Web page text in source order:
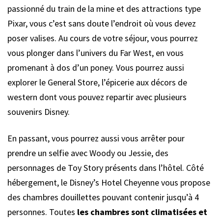
passionné du train de la mine et des attractions type
Pixar, vous c’est sans doute l’endroit où vous devez
poser valises. Au cours de votre séjour, vous pourrez
vous plonger dans l’univers du Far West, en vous
promenant à dos d’un poney. Vous pourrez aussi
explorer le General Store, l’épicerie aux décors de
western dont vous pouvez repartir avec plusieurs
souvenirs Disney.
En passant, vous pourrez aussi vous arrêter pour
prendre un selfie avec Woody ou Jessie, des
personnages de Toy Story présents dans l’hôtel. Côté
hébergement, le Disney’s Hotel Cheyenne vous propose
des chambres douillettes pouvant contenir jusqu’à 4
personnes. Toutes les chambres sont climatisées et